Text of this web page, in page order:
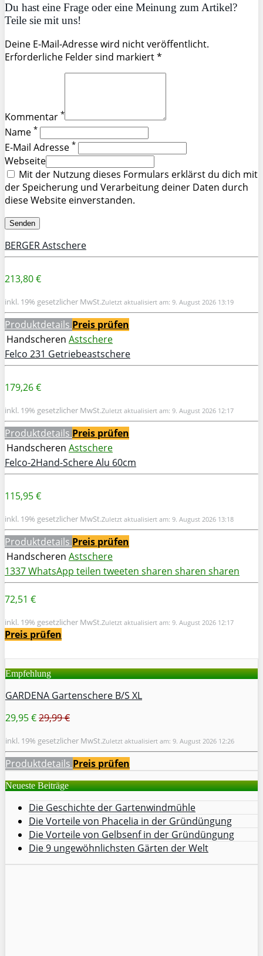
Du hast eine Frage oder eine Meinung zum Artikel?
Teile sie mit uns!
Deine E-Mail-Adresse wird nicht veröffentlicht.
Erforderliche Felder sind markiert *
Kommentar *
Name *
E-Mail Adresse *
Webseite
Mit der Nutzung dieses Formulars erklärst du dich mit
der Speicherung und Verarbeitung deiner Daten durch
diese Website einverstanden.
BERGER Astschere
213,80 €
inkl. 19% gesetzlicher MwSt.Zuletzt aktualisiert am: 9. August 2026 13:19
Produktdetails Preis prüfen
Handscheren Astschere
Felco 231 Getriebeastschere
179,26 €
inkl. 19% gesetzlicher MwSt.Zuletzt aktualisiert am: 9. August 2026 12:17
Produktdetails Preis prüfen
Handscheren Astschere
Felco-2Hand-Schere Alu 60cm
115,95 €
inkl. 19% gesetzlicher MwSt.Zuletzt aktualisiert am: 9. August 2026 13:18
Produktdetails Preis prüfen
Handscheren Astschere
1337WhatsApp teilen tweeten sharen sharen sharen
72,51 €
inkl. 19% gesetzlicher MwSt.Zuletzt aktualisiert am: 9. August 2026 12:17
Preis prüfen
Empfehlung
GARDENA Gartenschere B/S XL
29,95 €29,99 €
inkl. 19% gesetzlicher MwSt.Zuletzt aktualisiert am: 9. August 2026 12:26
Produktdetails Preis prüfen
Neueste Beiträge
Die Geschichte der Gartenwindmühle
Die Vorteile von Phacelia in der Gründüngung
Die Vorteile von Gelbsenf in der Gründüngung
Die 9 ungewöhnlichsten Gärten der Welt